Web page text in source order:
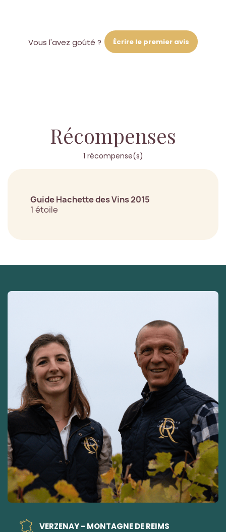
Vous l'avez goûté ? Écrire le premier avis
Récompenses
1 récompense(s)
Guide Hachette des Vins 2015
1 étoile
VERZENAY - MONTAGNE DE REIMS